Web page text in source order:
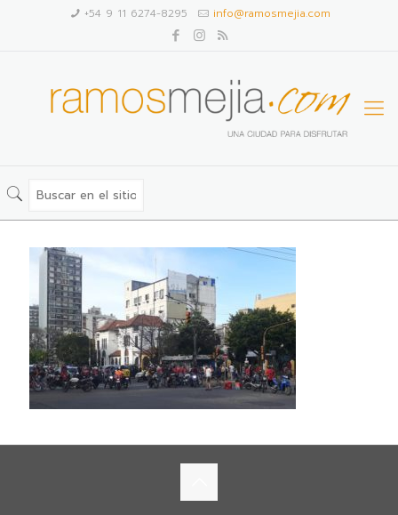
+54 9 11 6274-8295 info@ramosmejia.com